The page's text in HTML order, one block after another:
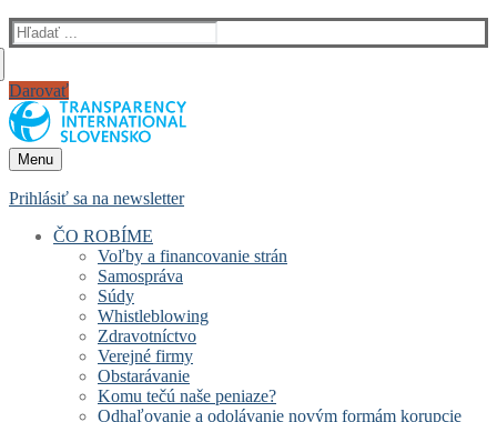
Hľadať:
Darovať
Menu
Prihlásiť sa na newsletter
ČO ROBÍME
Voľby a financovanie strán
Samospráva
Súdy
Whistleblowing
Zdravotníctvo
Verejné firmy
Obstarávanie
Komu tečú naše peniaze?
Odhaľovanie a odolávanie novým formám korupcie